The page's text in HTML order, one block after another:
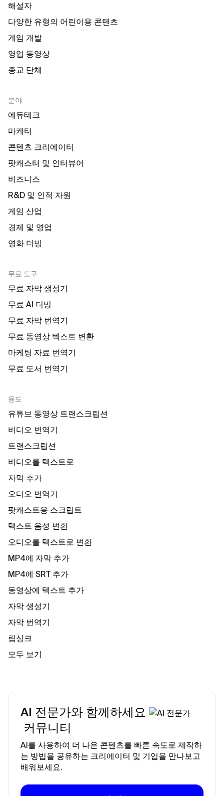
해설자
다양한 유형의 어린이용 콘텐츠
게임 개발
영업 동영상
종교 단체
분야
에듀테크
마케터
콘텐츠 크리에이터
팟캐스터 및 인터뷰어
비즈니스
R&D 및 인적 자원
게임 산업
경제 및 영업
영화 더빙
무료 도구
무료 자막 생성기
무료 AI 더빙
무료 자막 번역기
무료 동영상 텍스트 변환
마케팅 자료 번역기
무료 도서 번역기
용도
유튜브 동영상 트랜스크립션
비디오 번역기
트랜스크립션
비디오를 텍스트로
자막 추가
오디오 번역기
팟캐스트용 스크립트
텍스트 음성 변환
오디오를 텍스트로 변환
MP4에 자막 추가
MP4에 SRT 추가
동영상에 텍스트 추가
자막 생성기
자막 번역기
립싱크
모두 보기
AI 전문가와 함께하세요
커뮤니티
AI를 사용하여 더 나은 콘텐츠를 빠른 속도로 제작하
는 방법을 공유하는 크리에이터 및 기업을 만나보고
배워보세요.